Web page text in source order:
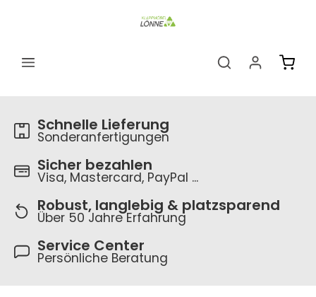
Schnelle Lieferung
Sonderanfertigungen
Sicher bezahlen
Visa, Mastercard, PayPal ...
Robust, langlebig & platzsparend
Über 50 Jahre Erfahrung
Service Center
Persönliche Beratung